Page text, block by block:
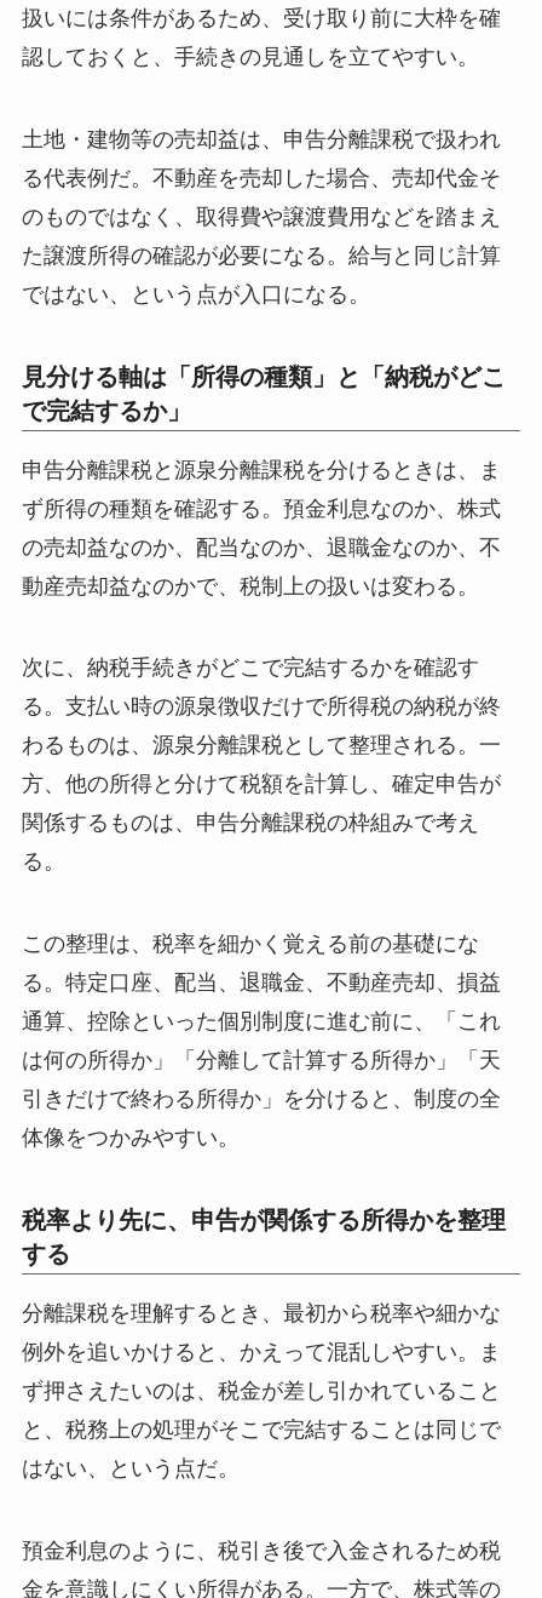
扱いには条件があるため、受け取り前に大枠を確
認しておくと、手続きの見通しを立てやすい。
土地・建物等の売却益は、申告分離課税で扱われ
る代表例だ。不動産を売却した場合、売却代金そ
のものではなく、取得費や譲渡費用などを踏まえ
た譲渡所得の確認が必要になる。給与と同じ計算
ではない、という点が入口になる。
見分ける軸は「所得の種類」と「納税がどこ
で完結するか」
申告分離課税と源泉分離課税を分けるときは、ま
ず所得の種類を確認する。預金利息なのか、株式
の売却益なのか、配当なのか、退職金なのか、不
動産売却益なのかで、税制上の扱いは変わる。
次に、納税手続きがどこで完結するかを確認す
る。支払い時の源泉徴収だけで所得税の納税が終
わるものは、源泉分離課税として整理される。一
方、他の所得と分けて税額を計算し、確定申告が
関係するものは、申告分離課税の枠組みで考え
る。
この整理は、税率を細かく覚える前の基礎にな
る。特定口座、配当、退職金、不動産売却、損益
通算、控除といった個別制度に進む前に、「これ
は何の所得か」「分離して計算する所得か」「天
引きだけで終わる所得か」を分けると、制度の全
体像をつかみやすい。
税率より先に、申告が関係する所得かを整理
する
分離課税を理解するとき、最初から税率や細かな
例外を追いかけると、かえって混乱しやすい。ま
ず押さえたいのは、税金が差し引かれていること
と、税務上の処理がそこで完結することは同じで
はない、という点だ。
預金利息のように、税引き後で入金されるため税
金を意識しにくい所得がある。一方で、株式等の